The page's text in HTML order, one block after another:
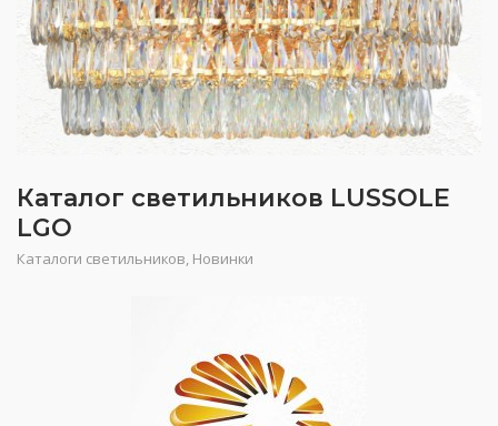
Каталог светильников LUSSOLE
LGO
Каталоги светильников, Новинки